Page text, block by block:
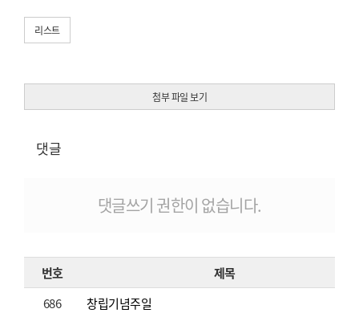
리스트
첨부 파일 보기
댓글
댓글쓰기 권한이 없습니다.
번호
제목
686
창립기념주일